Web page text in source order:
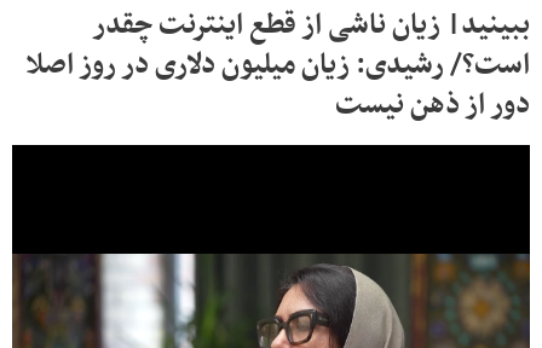
ببینید| زیان ناشی از قطع اینترنت چقدر
است؟/ رشیدی: زیان میلیون دلاری در روز اصلا
دور از ذهن نیست